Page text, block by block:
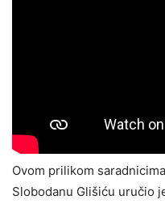
Ovom prilikom
Slobodanu Glišiću uručio